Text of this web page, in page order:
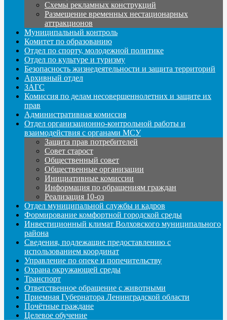
Схемы рекламных конструкций
Размещение временных нестационарных
аттракционов
Муниципальный контроль
Комитет по образованию
Отдел по спорту, молодежной политике
Отдел по культуре и туризму
Безопасность жизнедеятельности и защита территорий
Архивный отдел
ЗАГС
Комиссия по делам несовершеннолетних и защите их
прав
Административная комиссия
Отдел организационно-контрольной работы и
взаимодействия с органами МСУ
Защита прав потребителей
Совет старост
Общественный совет
Общественные организации
Инициативные комиссии
Информация по обращениям граждан
Реализация 10-оз
Отдел муниципальной службы и кадров
Формирование комфортной городской среды
Инвестиционный климат Волховского муниципального
района
Сведения, подлежащие предоставлению с
использованием координат
Управление по опеке и попечительству
Охрана окружающей среды
Транспорт
Ответственное обращение с животными
Приемная Губернатора Ленинградской области
Почётные граждане
Целевое обучение